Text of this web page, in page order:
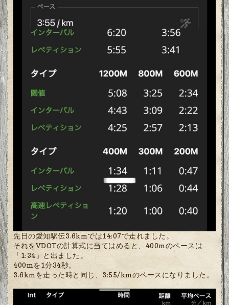
先日の愛知駅伝3.6kmでは14:07で走れました。
それをVDOTの計算式に当てはめると、400mのペースは
「1:34」と出ました。
400mを1分34秒。
3.6kmを走った時と同じ、3:55/kmのペースになりました。